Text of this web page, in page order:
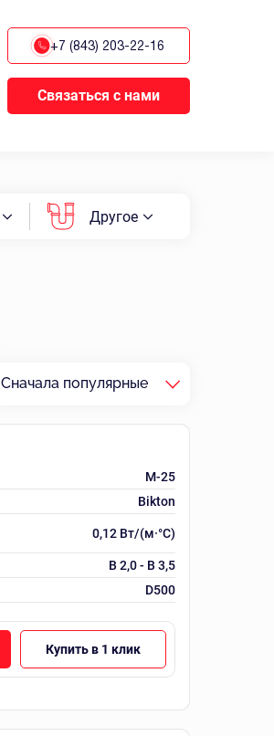
+7 (843) 203-22-16
Связаться с нами
Другое
Сначала популярные
M-25
Bikton
0,12 Вт/(м·°C)
B 2,0 - B 3,5
D500
Купить в 1 клик